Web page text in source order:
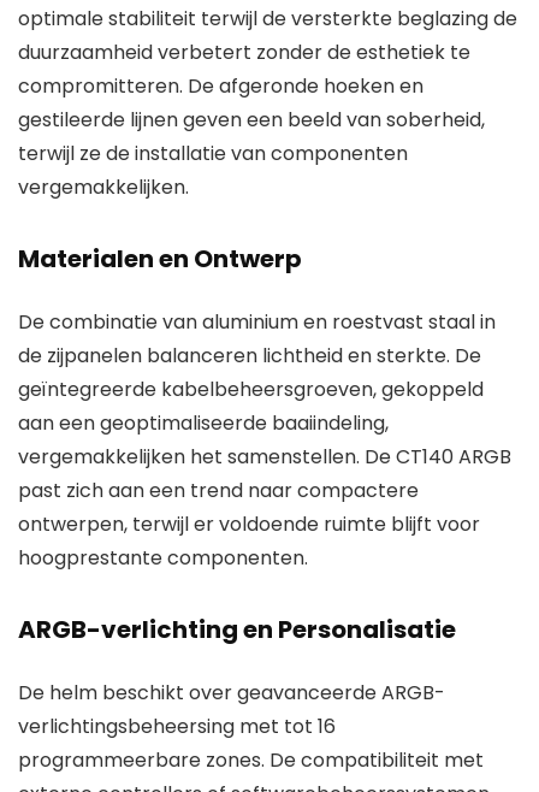
optimale stabiliteit terwijl de versterkte beglazing de
duurzaamheid verbetert zonder de esthetiek te
compromitteren. De afgeronde hoeken en
gestileerde lijnen geven een beeld van soberheid,
terwijl ze de installatie van componenten
vergemakkelijken.
Materialen en Ontwerp
De combinatie van aluminium en roestvast staal in
de zijpanelen balanceren lichtheid en sterkte. De
geïntegreerde kabelbeheersgroeven, gekoppeld
aan een geoptimaliseerde baaiindeling,
vergemakkelijken het samenstellen. De CT140 ARGB
past zich aan een trend naar compactere
ontwerpen, terwijl er voldoende ruimte blijft voor
hoogprestante componenten.
ARGB-verlichting en Personalisatie
De helm beschikt over geavanceerde ARGB-
verlichtingsbeheersing met tot 16
programmeerbare zones. De compatibiliteit met